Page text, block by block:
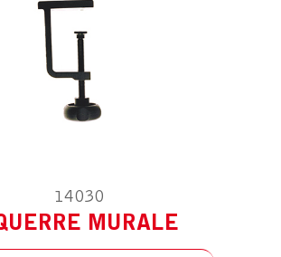
14030
MURALE